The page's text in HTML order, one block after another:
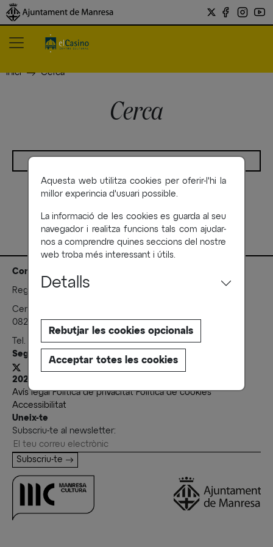
Aquesta web utilitza cookies per oferir-l'hi la
millor experincia d'usuari possible.
La informació de les cookies es guarda al seu
navegador i realitza funcions tals com ajudar-
nos a comprendre quines seccions del nostre
web troba més interessant i útils.
Detalls
Rebutjar les cookies opcionals
Acceptar totes les cookies
Inici Cerca
Cerca
Contacte
Regidoria i Serveis Tècnics de Cultura
Centre Cultural el Casino Passeig de Pere III, 27, Bx
08242 Manresa
Tel. 938 753 410
cultura@ajmanresa.cat
Segueix-nos
2024 ©
Avís legal Política de privacitat Política de cookies
Accessibilitat
Uneix-te
Subscriu-te al newsletter:
Subscriu-te